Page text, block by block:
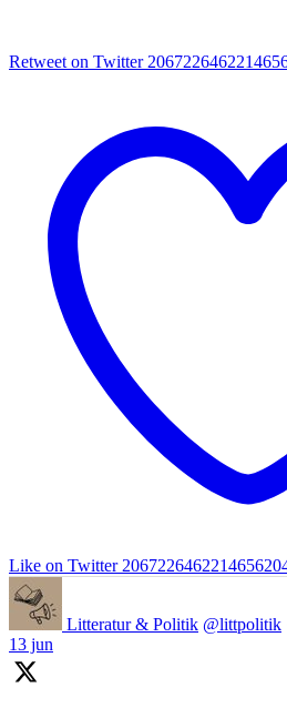
Retweet on Twitter
Like on Twitter
Litteratur & Politik @littpolitik
13 jun